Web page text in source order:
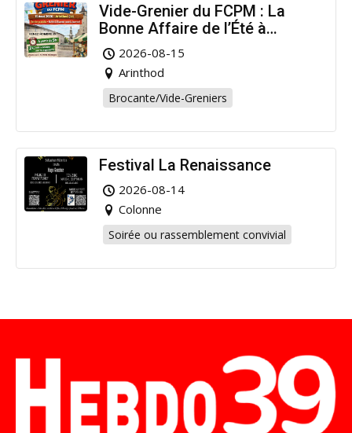
Vide-Grenier du FCPM : La
Bonne Affaire de l’Été à
Arinthod !
2026-08-15
Arinthod
Brocante/Vide-Greniers
Festival La Renaissance
2026-08-14
Colonne
Soirée ou rassemblement convivial